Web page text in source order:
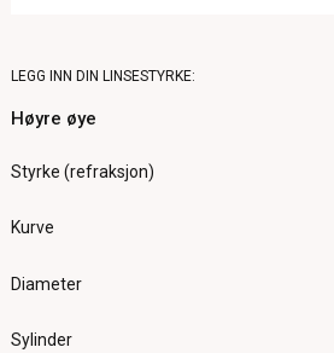
LEGG INN DIN LINSESTYRKE:
Høyre øye
Styrke (refraksjon)
Kurve
Diameter
Sylinder